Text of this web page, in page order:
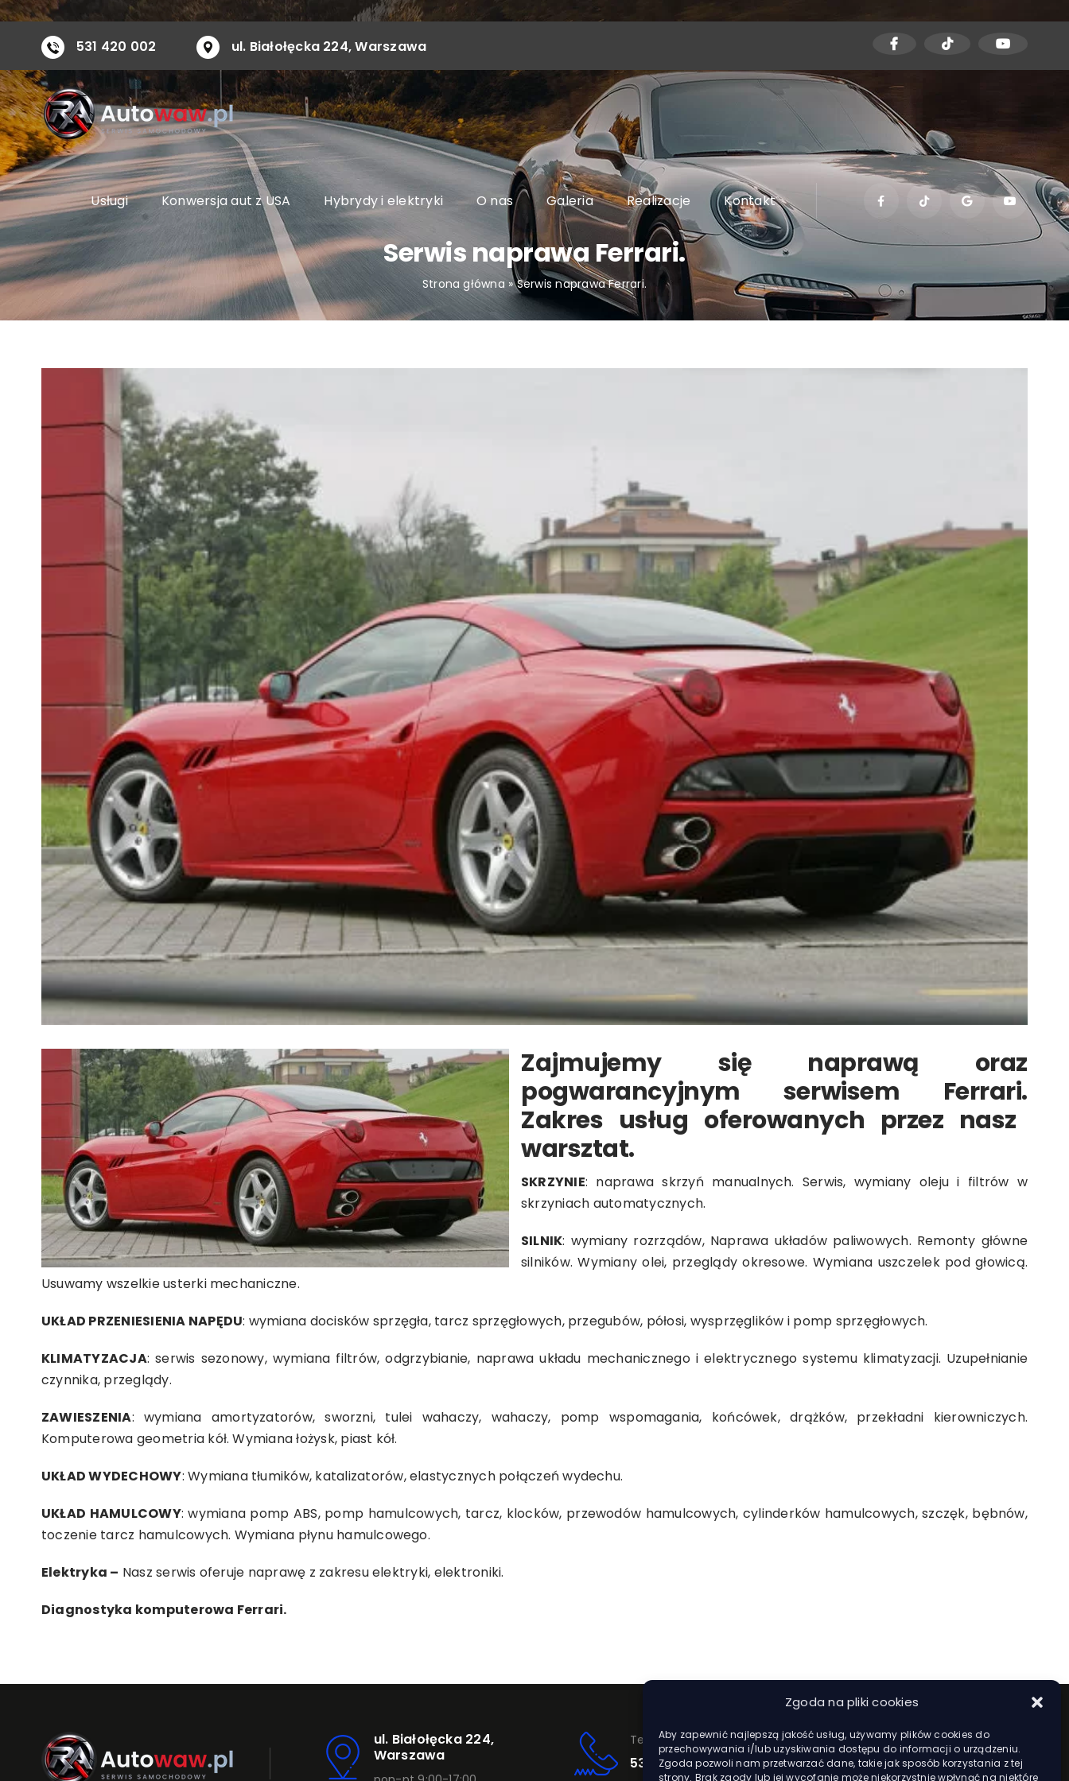
Zgoda na pliki cookies
Aby zapewnić najlepszą jakość usług, używamy plików cookies do
przechowywania i/lub uzyskiwania dostępu do informacji o urządzeniu.
Zgoda pozwoli nam przetwarzać dane, takie jak sposób korzystania z tej
strony. Brak zgody lub jej wycofanie może niekorzystnie wpłynąć na niektóre
Przejdź
zawartości
531 420 002 ul. Białołęcka 224, Warszawa
Usługi Konwersja aut z USA Hybrydy i elektryki O nas Galeria Realizacje Kontakt
Serwis naprawa Ferrari.
Strona główna»Serwis naprawa Ferrari.
Zajmujemy się naprawą oraz
pogwarancyjnym serwisem Ferrari.
Zakres usług oferowanych przez nasz
warsztat.
SKRZYNIE: naprawa skrzyń manualnych. Serwis, wymiany oleju i filtrów w
skrzyniach automatycznych.
SILNIK: wymiany rozrządów, Naprawa układów paliwowych. Remonty główne
silników. Wymiany olei, przeglądy okresowe. Wymiana uszczelek pod głowicą.
Usuwamy wszelkie usterki mechaniczne.
UKŁAD PRZENIESIENIA NAPĘDU: wymiana docisków sprzęgła, tarcz sprzęgłowych, przegubów, półosi, wysprzęglików i pomp sprzęgłowych.
KLIMATYZACJA: serwis sezonowy, wymiana filtrów, odgrzybianie, naprawa układu mechanicznego i elektrycznego systemu klimatyzacji. Uzupełnianie
czynnika, przeglądy.
ZAWIESZENIA: wymiana amortyzatorów, sworzni, tulei wahaczy, wahaczy, pomp wspomagania, końcówek, drążków, przekładni kierowniczych.
Komputerowa geometria kół. Wymiana łożysk, piast kół.
UKŁAD WYDECHOWY: Wymiana tłumików, katalizatorów, elastycznych połączeń wydechu.
UKŁAD HAMULCOWY: wymiana pomp ABS, pomp hamulcowych, tarcz, klocków, przewodów hamulcowych, cylinderków hamulcowych, szczęk, bębnów,
toczenie tarcz hamulcowych. Wymiana płynu hamulcowego.
Elektryka – Nasz serwis oferuje naprawę z zakresu elektryki, elektroniki.
Diagnostyka komputerowa Ferrari.
ul. Białołęcka 224,
Warszawa
Telefon
531 420 002